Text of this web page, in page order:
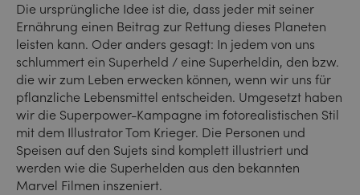
Die ursprüngliche Idee ist die, dass jeder mit seiner
Ernährung einen Beitrag zur Rettung dieses Planeten
leisten kann. Oder anders gesagt: In jedem von uns
schlummert ein Superheld / eine Superheldin, den bzw.
die wir zum Leben erwecken können, wenn wir uns für
pflanzliche Lebensmittel entscheiden. Umgesetzt haben
wir die Superpower-Kampagne im fotorealistischen Stil
mit dem Illustrator Tom Krieger. Die Personen und
Speisen auf den Sujets sind komplett illustriert und
werden wie die Superhelden aus den bekannten
Marvel Filmen inszeniert.